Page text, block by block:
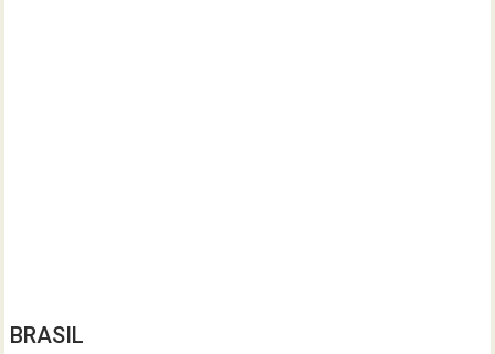
BRASIL